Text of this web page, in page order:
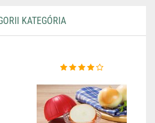
KATEGÓRIA